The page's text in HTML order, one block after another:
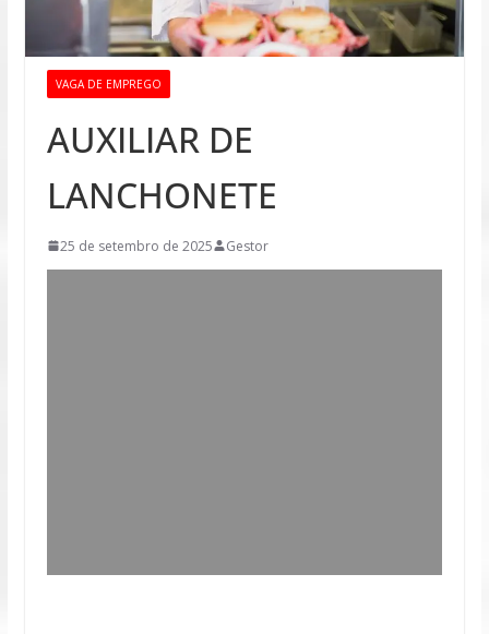
VAGA DE EMPREGO
AUXILIAR DE
LANCHONETE
25 de setembro de 2025 Gestor